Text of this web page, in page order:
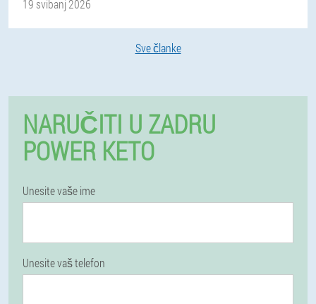
19 svibanj 2026
Sve članke
NARUČITI U ZADRU
POWER KETO
Unesite vaše ime
Unesite vaš telefon